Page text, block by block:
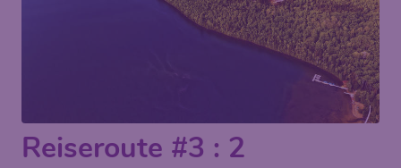
Reiseroute #3 : 2